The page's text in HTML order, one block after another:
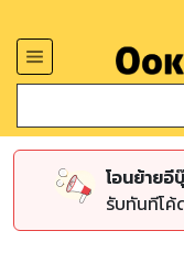
โอนย้ายอี
รับทันทีโค้